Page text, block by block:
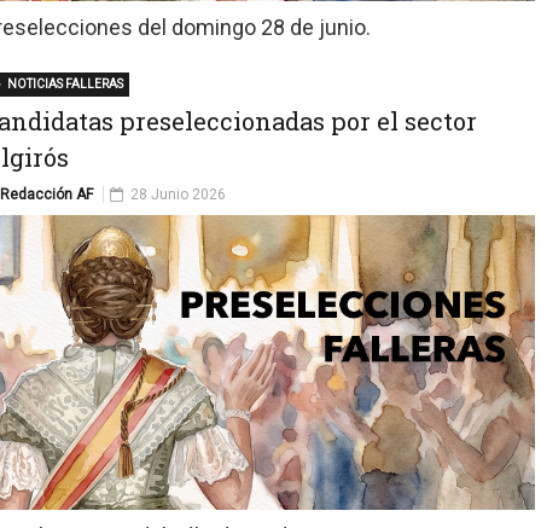
del domingo 28 de junio.
preseleccionadas por el sector
Redacción AF
NOTICIAS FALLERAS
28 Junio 2026